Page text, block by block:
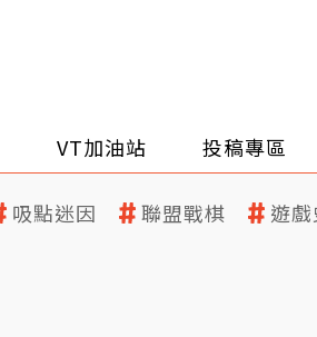
VT加油站 投稿專區
吸點迷因 聯盟戰棋 遊